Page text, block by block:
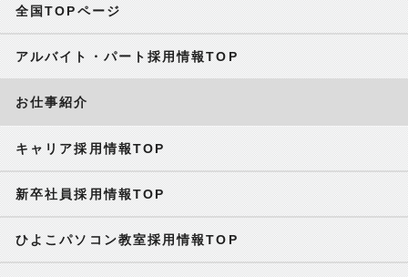
全国TOPページ
アルバイト・パート採用情報TOP
お仕事紹介
キャリア採用情報TOP
新卒社員採用情報TOP
ひよこパソコン教室採用情報TOP